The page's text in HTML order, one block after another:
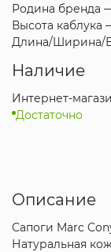
Родина бренда
Высота каблука
Длина/Ширина/
Наличие
Интернет-
Достаточно
Описание
Сапоги Marc
Натуральная